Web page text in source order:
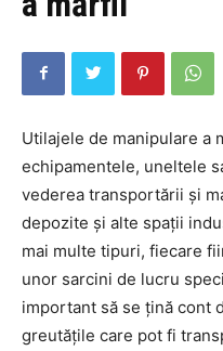
Utilajele de manipulare a
echipamentele, uneltele
vederea transportării și
depozite și alte spații
mai multe tipuri, fiecare
unor sarcini de lucru
important să se țină cont
greutățile care pot fi